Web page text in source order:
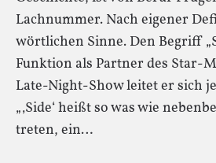
Lachnummer. Nach eigener
wörtlichen Sinne. Den Begriff
Funktion als Partner des Star-
Late-Night-Show leitet er sich
„‚Side‘ heißt so was wie
treten, ein…